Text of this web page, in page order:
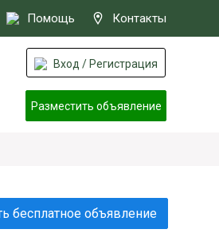
Помощь Контакты
Вход / Регистрация
Разместить объявление
бесплатное объявление